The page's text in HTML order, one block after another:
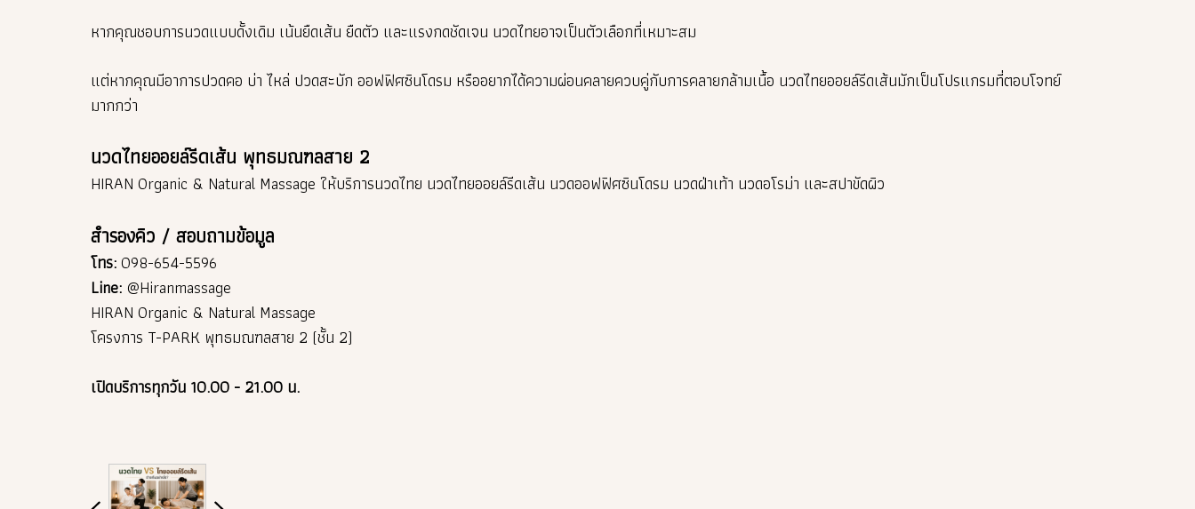
หากคุณชอบการนวดแบบดั้งเดิม เน้นยืดเส้น ยืดตัว และแรงกดชัดเจน นวดไทยอาจเป็นตัวเลือกที่เหมาะสม
แต่หากคุณมีอาการปวดคอ บ่า ไหล่ ปวดสะบัก ออฟฟิศซินโดรม หรืออยากได้ความผ่อนคลายควบคู่กับการคลายกล้ามเนื้อ นวดไทยออยล์รีดเส้นมักเป็นโปรแกรมที่ตอบโจทย์
มากกว่า
นวดไทยออยล์รีดเส้น พุทธมณฑลสาย 2
HIRAN Organic & Natural Massage ให้บริการนวดไทย นวดไทยออยล์รีดเส้น นวดออฟฟิศซินโดรม นวดฝ่าเท้า นวดอโรม่า และสปาขัดผิว
สำรองคิว / สอบถามข้อมูล
โทร:098-654-5596
Line: @Hiranmassage
HIRAN Organic & Natural Massage
โครงการ T-PARK พุทธมณฑลสาย 2 (ชั้น 2)
เปิดบริการทุกวัน 10.00 - 21.00 น.